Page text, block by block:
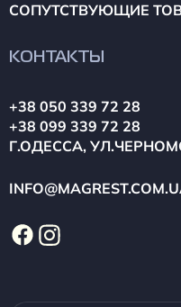
СОПУТСТВУЮЩИЕ
КОНТАКТЫ
+38 050 339 72 28
+38 099 339 72 28
Г.ОДЕССА,